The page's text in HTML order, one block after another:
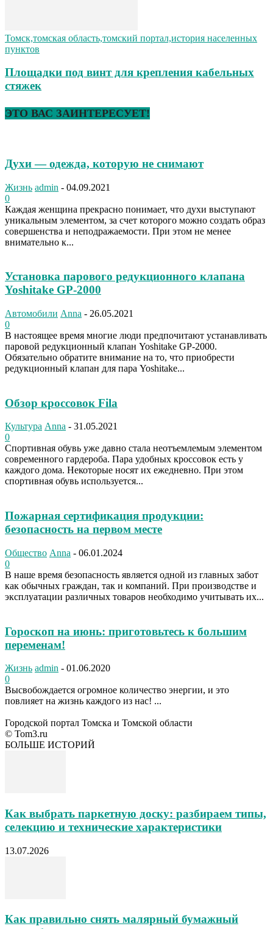
Томск,томская область,томский портал,история населенных
пунктов
Площадки под винт для крепления кабельных
стяжек
ЭТО ВАС ЗАИНТЕРЕСУЕТ!
Духи — одежда, которую не снимают
Жизнь admin - 04.09.2021
0
Каждая женщина прекрасно понимает, что духи выступают
уникальным элементом, за счет которого можно создать образ
совершенства и неподражаемости. При этом не менее
внимательно к...
Установка парового редукционного клапана
Yoshitake GP-2000
Автомобили Anna - 26.05.2021
0
В настоящее время многие люди предпочитают устанавливать
паровой редукционный клапан Yoshitake GP-2000.
Обязательно обратите внимание на то, что приобрести
редукционный клапан для пара Yoshitake...
Обзор кроссовок Fila
Культура Anna - 31.05.2021
0
Спортивная обувь уже давно стала неотъемлемым элементом
современного гардероба. Пара удобных кроссовок есть у
каждого дома. Некоторые носят их ежедневно. При этом
спортивная обувь используется...
Пожарная сертификация продукции:
безопасность на первом месте
Общество Anna - 06.01.2024
0
В наше время безопасность является одной из главных забот
как обычных граждан, так и компаний. При производстве и
эксплуатации различных товаров необходимо учитывать их...
Гороскоп на июнь: приготовьтесь к большим
переменам!
Жизнь admin - 01.06.2020
0
Высвобождается огромное количество энергии, и это
повлияет на жизнь каждого из нас! ...
Городской портал Томска и Томской области
© Tom3.ru
БОЛЬШЕ ИСТОРИЙ
Как выбрать паркетную доску: разбираем типы,
селекцию и технические характеристики
13.07.2026
Как правильно снять малярный бумажный